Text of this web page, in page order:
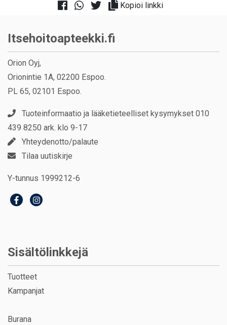
Kopioi linkki
Itsehoitoapteekki.fi
Orion Oyj,
Orionintie 1A, 02200 Espoo.
PL 65, 02101 Espoo.
Tuoteinformaatio ja lääketieteelliset kysymykset 010
439 8250 ark. klo 9-17
Yhteydenotto/palaute
Tilaa uutiskirje
Y-tunnus 1999212-6
Sisältölinkkejä
Tuotteet
Kampanjat
Burana